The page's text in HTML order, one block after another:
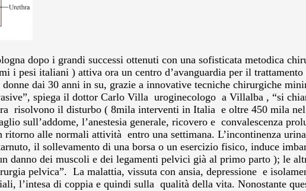
dopo i grandi successi ottenuti con una sofisticata metodica
i pesi italiani ) attiva ora un centro d’avanguardia per il
dai 30 anni in su, grazie a innovative tecniche chirurgiche
spiega il dottor Carlo Villa uroginecologo a Villalba , “si
risolvono il disturbo ( 8mila interventi in Italia e oltre 450 mila
sull’addome, l’anestesia generale, ricovero e convalescenza
ritorno alle normali attività entro una settimana. L’incontinenza
il sollevamento di una borsa o un esercizio fisico, induce
danno dei muscoli e dei legamenti pelvici già al primo parto ); le
pelvica”. La malattia, vissuta con ansia, depressione e
l’intesa di coppia e quindi sulla qualità della vita. Nonostante